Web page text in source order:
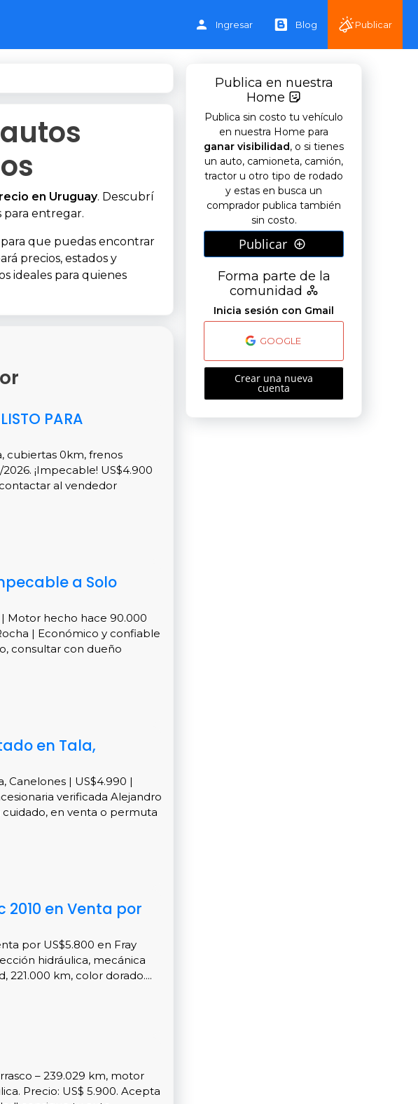
Ingresar Blog Publicar
en Uruguay. Descubrí
para entregar.
que puedas encontrar
precios, estados y
ideales para quienes
PARA
cubiertas 0km, frenos
¡Impecable! US$4.900
al vendedor
a Solo
| Motor hecho hace 90.000
| Económico y confiable
consultar con dueño
en Tala,
Canelones | US$4.990 |
verificada Alejandro
en venta o permuta
2010 en Venta por
por US$5.800 en Fray
hidráulica, mecánica
221.000 km, color dorado....
– 239.029 km, motor
Precio: US$ 5.900. Acepta
Publica en nuestra
Home
Publica sin costo tu vehículo
en nuestra Home para
ganar visibilidad, o si tienes
un auto, camioneta, camión,
tractor u otro tipo de rodado
y estas en busca un
comprador publica también
sin costo.
Publicar
Forma parte de la
comunidad
Inicia sesión con Gmail
GOOGLE
Crear una nueva
cuenta